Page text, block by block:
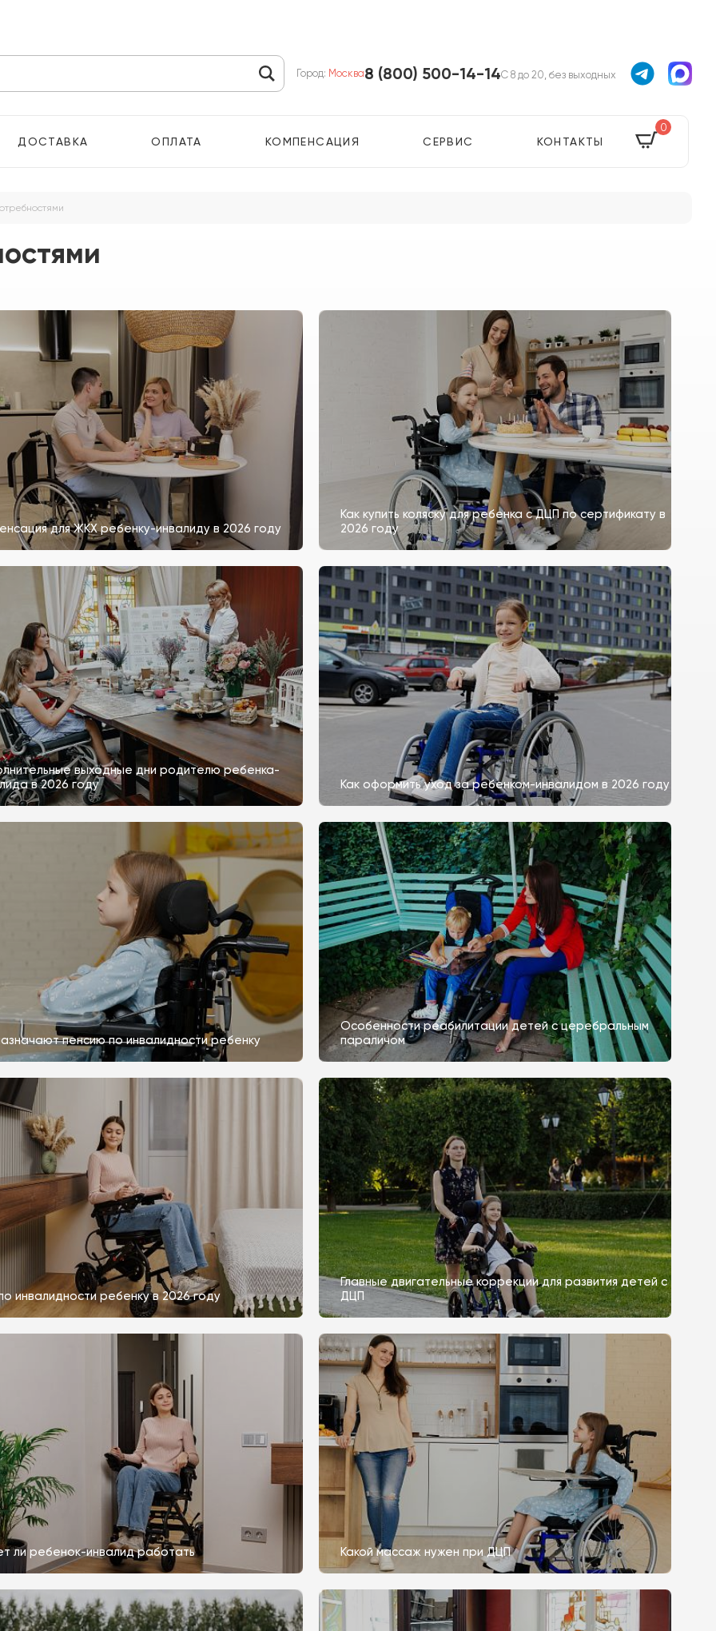
Город: Москва8 (800) 500-14-14С 8 до 20, без выходных
ДОСТАВКА ОПЛАТА КОМПЕНСАЦИЯ СЕРВИС КОНТАКТЫ
0
для ЖКХ ребенку-инвалиду в 2026 году
Как купить коляску для ребенка с ДЦП по сертификату в
2026 году
выходные дни родителю ребенка-
в 2026 году
Как оформить уход за ребенком-инвалидом в 2026 году
пенсию по инвалидности ребенку
Особенности реабилитации детей с церебральным
параличом
инвалидности ребенку в 2026 году
Главные двигательные коррекции для развития детей с
ДЦП
ли ребенок-инвалид работать Какой массаж нужен при ДЦП